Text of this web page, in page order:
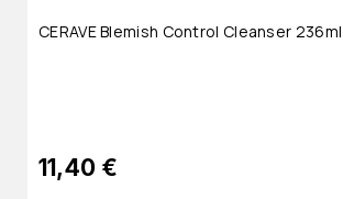
CERAVE Blemish Control Cleanser 236ml
11,40 €